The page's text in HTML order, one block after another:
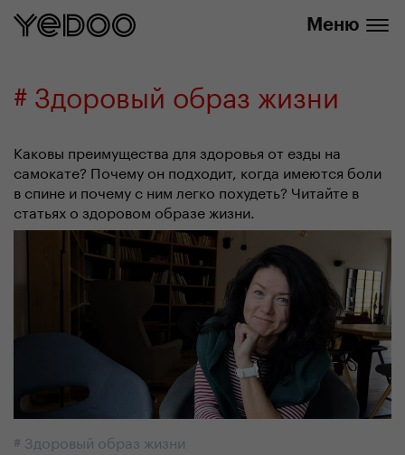
Меню
# Здоровый образ жизни
Каковы преимущества для здоровья от езды на
самокате? Почему он подходит, когда имеются боли
в спине и почему с ним легко похудеть? Читайте в
статьях о здоровом образе жизни.
# Здоровый образ жизни